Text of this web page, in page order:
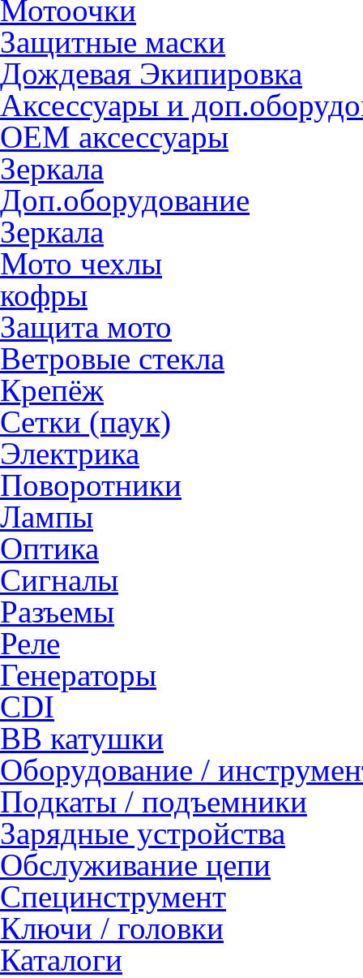
Мотоочки
Защитные маски
Дождевая Экипировка
Аксессуары и
OEM аксессуары
Зеркала
Доп.оборудование
Зеркала
Мото чехлы
кофры
Защита мото
Ветровые стекла
Крепёж
Сетки (паук)
Электрика
Поворотники
Лампы
Оптика
Сигналы
Разъемы
Реле
Генераторы
CDI
ВВ катушки
Оборудование /
Подкаты / подъемники
Зарядные устройства
Обслуживание цепи
Специнструмент
Ключи / головки
Каталоги